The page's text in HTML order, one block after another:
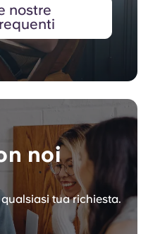
nostre
noi
tua richiesta.